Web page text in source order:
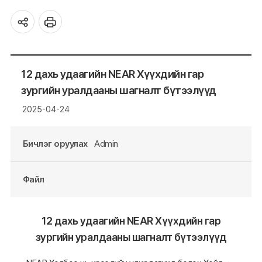
12 дахь удаагийн NEAR Хүүхдийн гар
зургийн уралдааны шагналт бүтээлүүд
2025-04-24
Бичлэг оруулах Admin
Файл
12 дахь удаагийн NEAR Хүүхдийн гар
зургийн уралдааны шагналт бүтээлүүд